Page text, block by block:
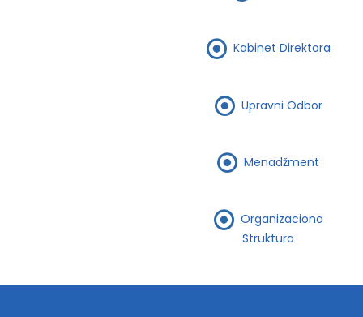
Kabinet Direktora
Upravni Odbor
Menadžment
Organizaciona
Struktura